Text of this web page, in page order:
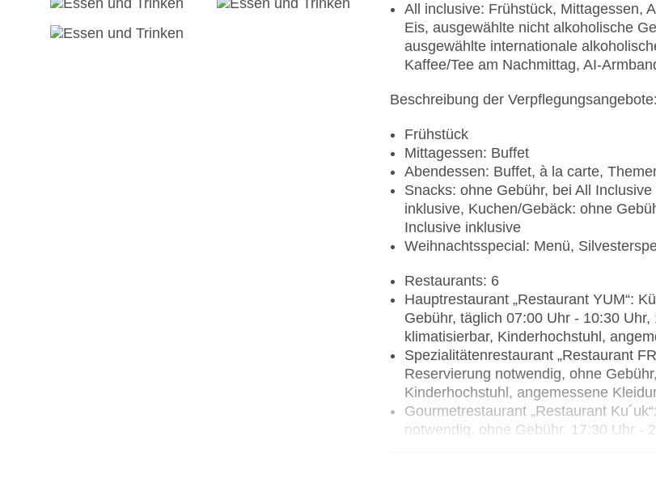
All inclusive: Frühstück, Mittagessen,
Eis, ausgewählte nicht alkoholische
ausgewählte internationale
Kaffee/Tee am Nachmittag, AI-
Beschreibung der Verpflegungsangebote:
Frühstück
Mittagessen: Buffet
Abendessen: Buffet, à la carte,
Snacks: ohne Gebühr, bei All
inklusive, Kuchen/Gebäck: ohne
Inclusive inklusive
Weihnachtsspecial: Menü,
Restaurants: 6
Hauptrestaurant „Restaurant YUM“:
Gebühr, täglich 07:00 Uhr - 10:30
klimatisierbar, Kinderhochstuhl,
Spezialitätenrestaurant „Restaurant
Reservierung notwendig, ohne
Kinderhochstuhl, angemessene
Gourmetrestaurant „Restaurant
notwendig, ohne Gebühr, 17:30 Uhr -
Spezialitätenrestaurant „Restaurant